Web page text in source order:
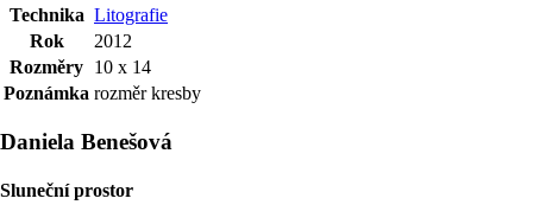
Technika Litografie
Rok
2012
Rozměry 10 x 14
Poznámka rozměr kresby
Daniela Benešová
Sluneční prostor